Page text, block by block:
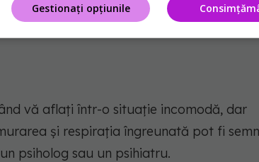
de insulină.
vă aflați într-o situație incomodă, dar
și respirația îngreunată pot fi
psiholog sau un psihiatru.
Gestionați opțiunile